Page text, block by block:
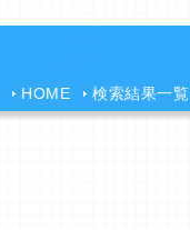
HOME 検索結果一覧